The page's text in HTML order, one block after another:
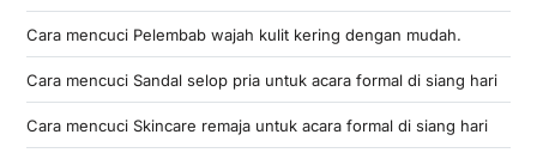
Cara mencuci Pelembab wajah kulit kering dengan mudah.
Cara mencuci Sandal selop pria untuk acara formal di siang hari
Cara mencuci Skincare remaja untuk acara formal di siang hari